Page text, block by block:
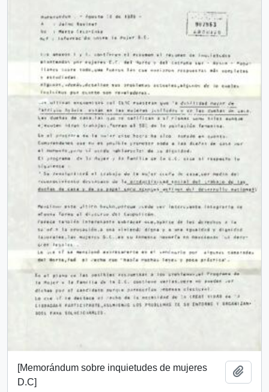
[Memorándum sobre inquietudes de mujeres
D.C]